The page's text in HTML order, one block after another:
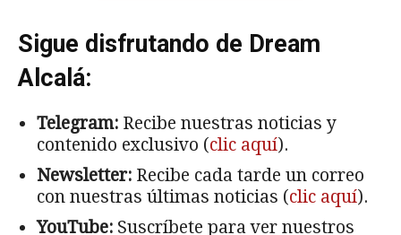
Sigue disfrutando de Dream
Alcalá:
Telegram: Recibe nuestras noticias y
contenido exclusivo (clic aquí).
Newsletter: Recibe cada tarde un correo
con nuestras últimas noticias (clic aquí).
YouTube: Suscríbete para ver nuestros